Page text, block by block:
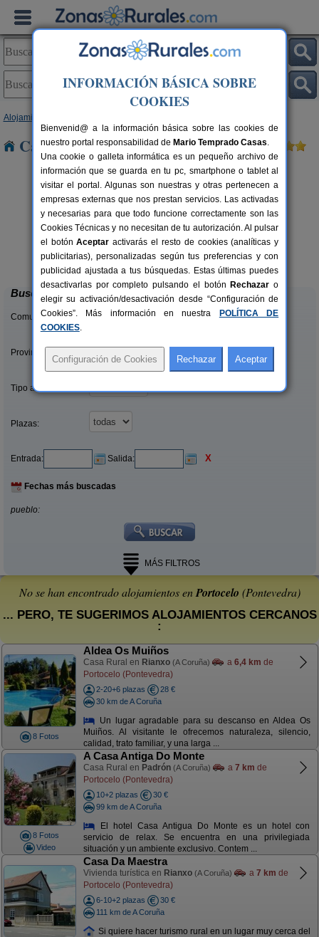
Alojamientos
Casas Rurales cerca de Portocelo
30 pers.
desde20 €
Pensión Rústica As Cobas
Sanxenxo (Pontevedra)
Buscar
Comunidades:
Provincias/Islas:
Tipo alquiler:
Plazas:
Entrada: Salida: X
Fechas más buscadas
pueblo:
MÁS FILTROS
No se han encontrado alojamientos enPortocelo (Pontevedra)
... PERO, TE SUGERIMOS ALOJAMIENTOS CERCANOS
:
8 Fotos
Aldea Os Muiños
Casa Rural en Rianxo (A Coruña) a 6,4 km de
Portocelo (Pontevedra)
2-20+6 plazas
28 €
30 km de A Coruña
Un lugar agradable para su descanso en Aldea Os
Muiños. Al visitante le ofrecemos naturaleza, silencio,
calidad, trato familiar, y una larga ...
8 Fotos
Video
A Casa Antiga Do Monte
Casa Rural en Padrón (A Coruña) a 7 km de
Portocelo (Pontevedra)
10+2 plazas
30 €
99 km de A Coruña
El hotel Casa Antigua Do Monte es un hotel con
servicio de relax. Se encuentra en una privilegiada
situación y un ambiente exclusivo. Contem ...
Casa Da Maestra
Vivienda turística en Rianxo (A Coruña) a 7 km de
Portocelo (Pontevedra)
6-10+2 plazas
30 €
111 km de A Coruña
Si quiere hacer turismo rural en un lugar muy cerca del
INFORMACIÓN BÁSICA SOBRE
COOKIES
Bienvenid@ a la información básica sobre las cookies de
nuestro portal responsabilidad de Mario Temprado Casas.
Una cookie o galleta informática es un pequeño archivo de
información que se guarda en tu pc, smartphone o tablet al
visitar el portal. Algunas son nuestras y otras pertenecen a
empresas externas que nos prestan servicios. Las activadas
y necesarias para que todo funcione correctamente son las
Cookies Técnicas y no necesitan de tu autorización. Al pulsar
el botónAceptar activarás el resto de cookies (analíticas y
publicitarias), personalizadas según tus preferencias y con
publicidad ajustada a tus búsquedas. Estas últimas puedes
desactivarlas por completo pulsando el botón Rechazar o
elegir su activación/desactivación desde “Configuración de
Cookies”. Más información en nuestra
POLÍTICA DE
COOKIES.